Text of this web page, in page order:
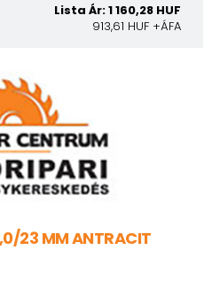
Lista Ár: 1 160,28 HUF
913,61 HUF +ÁFA
23 MM ANTRACIT